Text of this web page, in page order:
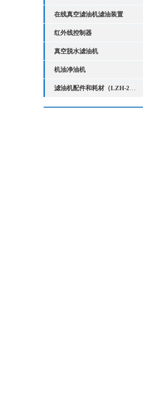
在线真空滤油机滤油装置
红外线控制器
真空脱水滤油机
机油净油机
滤油机配件和耗材（LZH-2红外线液位控制器）